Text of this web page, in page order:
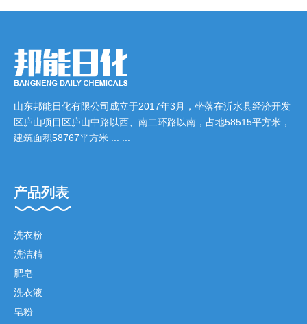
山东邦能日化有限公司成立于2017年3月，坐落在沂水县经济开发
区庐山项目区庐山中路以西、南二环路以南，占地58515平方米，
建筑面积58767平方米 ... ...
产品列表
洗衣粉
洗洁精
肥皂
洗衣液
皂粉